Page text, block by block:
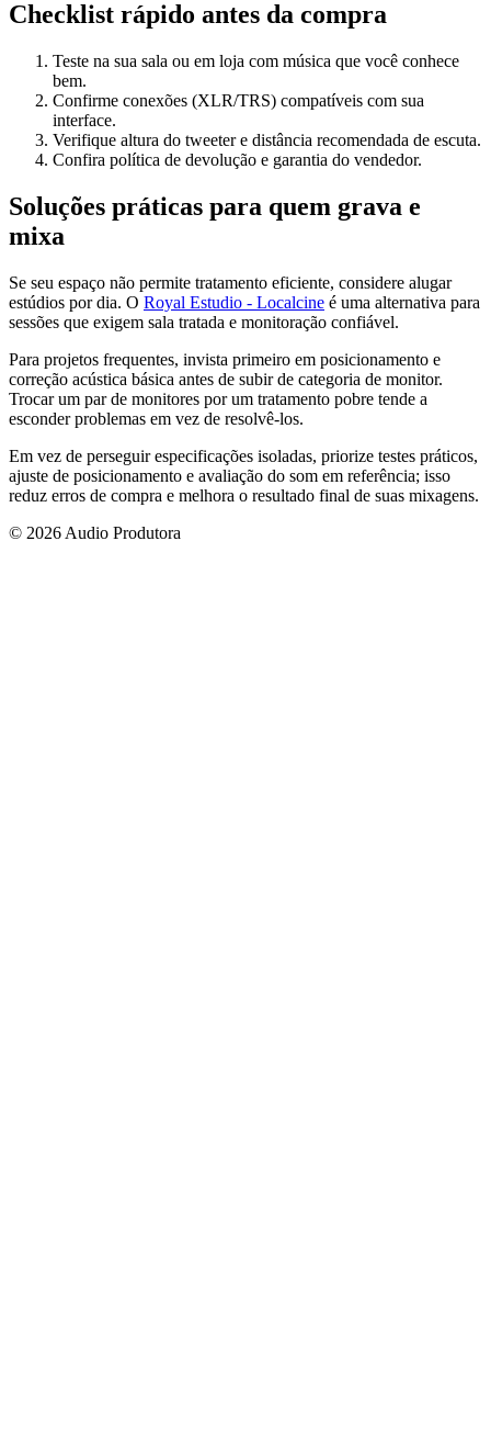
Checklist rápido antes da compra
Teste na sua sala ou em loja com música que você conhece
bem.
Confirme conexões (XLR/TRS) compatíveis com sua
interface.
Verifique altura do tweeter e distância recomendada de escuta.
Confira política de devolução e garantia do vendedor.
Soluções práticas para quem grava e
mixa
Se seu espaço não permite tratamento eficiente, considere alugar
estúdios por dia. O Royal Estudio - Localcine é uma alternativa para
sessões que exigem sala tratada e monitoração confiável.
Para projetos frequentes, invista primeiro em posicionamento e
correção acústica básica antes de subir de categoria de monitor.
Trocar um par de monitores por um tratamento pobre tende a
esconder problemas em vez de resolvê-los.
Em vez de perseguir especificações isoladas, priorize testes práticos,
ajuste de posicionamento e avaliação do som em referência; isso
reduz erros de compra e melhora o resultado final de suas mixagens.
© 2026 Audio Produtora